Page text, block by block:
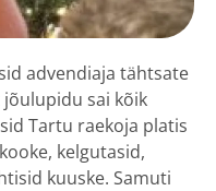
advendiaja tähtsate
sai kõik
Tartu raekoja platis
kelgutasid,
kuuske. Samuti